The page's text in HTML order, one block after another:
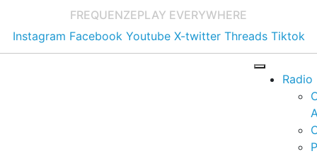
FREQUENZEPLAY EVERYWHERE
Instagram Facebook Youtube X-twitter Threads Tiktok
Radio